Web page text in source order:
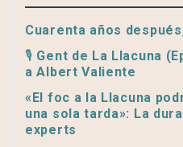
Cuarenta años
🎙️ Gent de La Llacuna
a Albert Valiente
«El foc a la Llacuna
una sola tarda»: La
experts